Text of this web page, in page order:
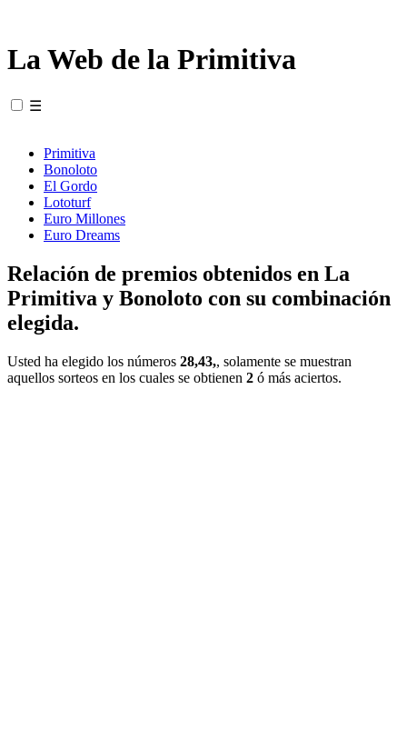
La Web de la Primitiva
☰
Primitiva
Bonoloto
El Gordo
Lototurf
Euro Millones
Euro Dreams
Relación de premios obtenidos en La
Primitiva y Bonoloto con su combinación
elegida.
Usted ha elegido los números 28,43,, solamente se muestran
aquellos sorteos en los cuales se obtienen 2 ó más aciertos.